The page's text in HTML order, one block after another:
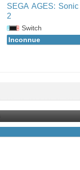
SEGA AGES:
2
Switch
Inconnue